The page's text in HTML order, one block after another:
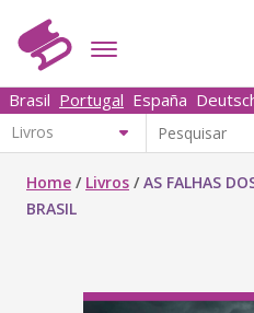
Brasil Portugal España
Home / Livros /AS FALHAS
BRASIL